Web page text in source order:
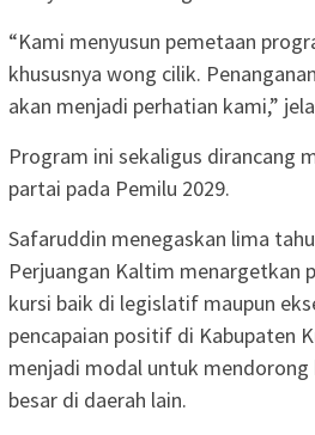
“Kami menyusun pemetaan
khususnya wong cilik.
akan menjadi perhatian kami,”
Program ini sekaligus dirancang
partai pada Pemilu 2029.
Safaruddin menegaskan lima
Perjuangan Kaltim menargetkan
kursi baik di legislatif maupun
pencapaian positif di Kabupaten
menjadi modal untuk mendorong
besar di daerah lain.